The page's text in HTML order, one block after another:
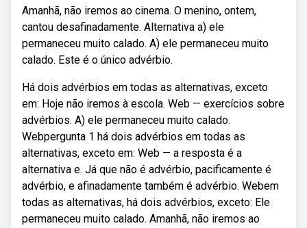
Amanhã, não iremos ao cinema. O menino, ontem,
cantou desafinadamente. Alternativa a) ele
permaneceu muito calado. A) ele permaneceu muito
calado. Este é o único advérbio.
Há dois advérbios em todas as alternativas, exceto
em: Hoje não iremos à escola. Web — exercícios sobre
advérbios. A) ele permaneceu muito calado.
Webpergunta 1 há dois advérbios em todas as
alternativas, exceto em: Web — a resposta é a
alternativa e. Já que não é advérbio, pacificamente é
advérbio, e afinadamente também é advérbio. Webem
todas as alternativas, há dois advérbios, exceto: Ele
permaneceu muito calado. Amanhã, não iremos ao